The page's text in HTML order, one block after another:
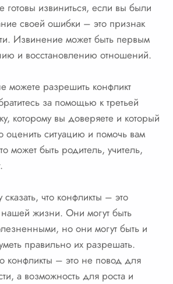
готовы извиниться, если вы были
своей ошибки – это признак
Извинение может быть первым
и восстановлению отношений.
можете разрешить конфликт
за помощью к третьей
которому вы доверяете и который
оценить ситуацию и помочь вам
может быть родитель, учитель,
что конфликты – это
нашей жизни. Они могут быть
но они могут быть и
правильно их разрешать.
конфликты – это не повод для
а возможность для роста и